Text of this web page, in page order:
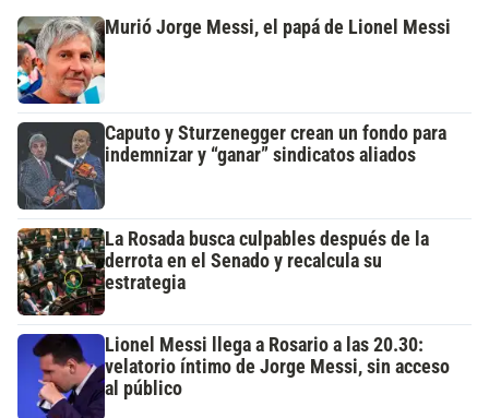
Murió Jorge Messi, el papá de Lionel Messi
Caputo y Sturzenegger crean un fondo para
indemnizar y “ganar” sindicatos aliados
La Rosada busca culpables después de la
derrota en el Senado y recalcula su
estrategia
Lionel Messi llega a Rosario a las 20.30:
velatorio íntimo de Jorge Messi, sin acceso
al público